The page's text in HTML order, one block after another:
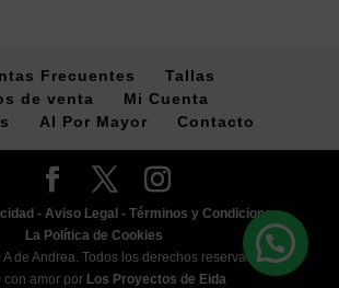
Frecuentes
Tallas
de venta
Mi Cuenta
Al Por Mayor Contacto
- Aviso Legal -Términos y Condiciones -
La Política de Cookies
de Andrea. Todos los derechos reservados.
con amor por Los Proyectos de Eida